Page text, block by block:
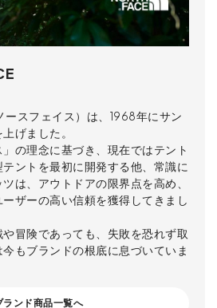
ースフェイス）は、1968年にサン
げました。
」の理念に基づき、現在ではテント
ントを最初に開発する他、常識に
は、アウトドアの限界点を高め、
ザーの高い信頼を獲得してきまし
や冒険であっても、失敗を恐れず取
もブランドの根底に息づいていま
ランド商品一覧へ